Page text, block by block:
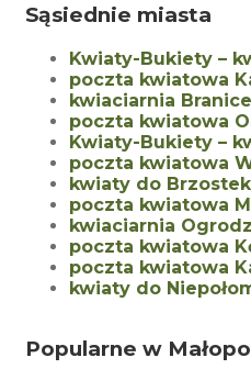
Sąsiednie miasta
Kwiaty-Bukiety –
poczta kwiatowa
kwiaciarnia Branice
poczta kwiatowa
Kwiaty-Bukiety –
poczta kwiatowa
kwiaty do Brzostek
poczta kwiatowa
kwiaciarnia
poczta kwiatowa
poczta kwiatowa
kwiaty do
Popularne w